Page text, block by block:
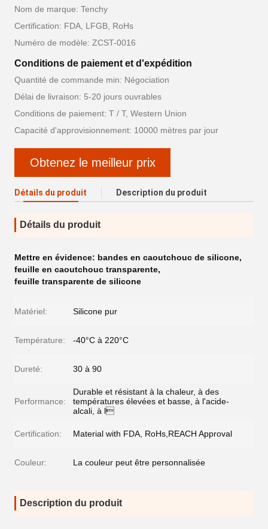
Nom de marque: Tenchy
Certification: FDA, LFGB, RoHs
Numéro de modèle: ZCST-0016
Conditions de paiement et d'expédition
Quantité de commande min: Négociation
Délai de livraison: 5-20 jours ouvrables
Conditions de paiement: T / T, Western Union
Capacité d'approvisionnement: 10000 mètres par jour
Obtenez le meilleur prix
Détails du produit Description du produit
Détails du produit
Mettre en évidence: bandes en caoutchouc de silicone,
feuille en caoutchouc transparente,
feuille transparente de silicone
Matériel: Silicone pur
Température: -40°C à 220°C
Dureté: 30 à 90
Performance:
Durable et résistant à la chaleur, à des
températures élevées et basse, à l'acide-
alcali, à l
Certification: Material with FDA, RoHs,REACH Approval
Couleur: La couleur peut être personnalisée
Description du produit